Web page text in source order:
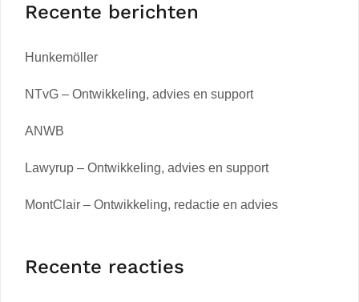
Recente berichten
Hunkemöller
NTvG – Ontwikkeling, advies en support
ANWB
Lawyrup – Ontwikkeling, advies en support
MontClair – Ontwikkeling, redactie en advies
Recente reacties